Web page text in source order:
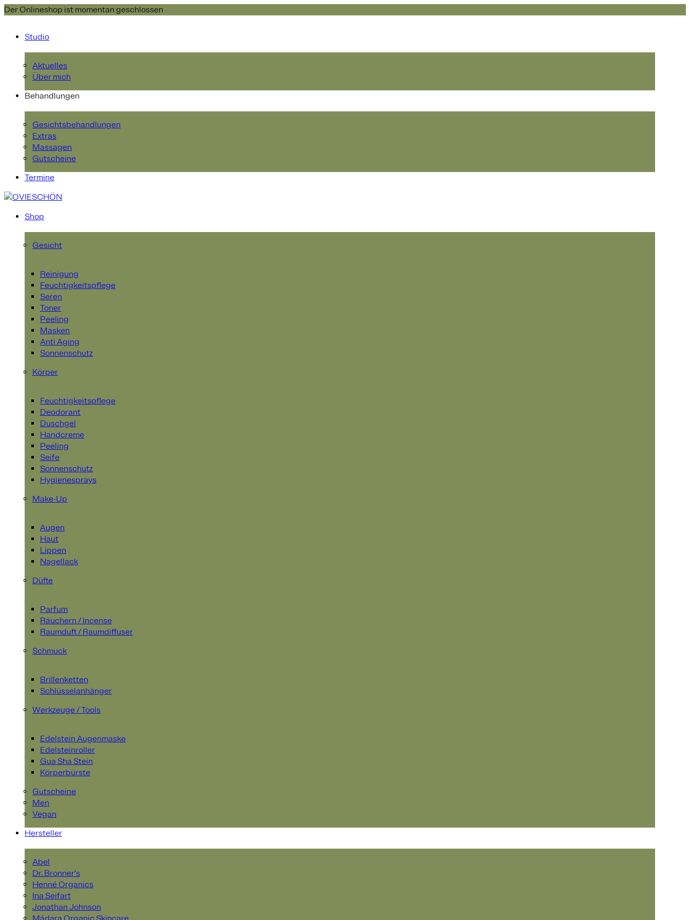
Der Onlineshop ist momentan geschlossen
Studio
Aktuelles
Über mich
Behandlungen
Gesichtsbehandlungen
Extras
Massagen
Gutscheine
Termine
Shop
Gesicht
Reinigung
Feuchtigkeitspflege
Seren
Toner
Peeling
Masken
Anti Aging
Sonnenschutz
Körper
Feuchtigkeitspflege
Deodorant
Duschgel
Handcreme
Peeling
Seife
Sonnenschutz
Hygienesprays
Make-Up
Augen
Haut
Lippen
Nagellack
Düfte
Parfum
Räuchern / Incense
Raumduft / Raumdiffuser
Schmuck
Brillenketten
Schlüsselanhänger
Werkzeuge / Tools
Edelstein Augenmaske
Edelsteinroller
Gua Sha Stein
Körperbürste
Gutscheine
Men
Vegan
Hersteller
Abel
Dr. Bronner’s
Henné Organics
Ina Seifart
Jonathan Johnson